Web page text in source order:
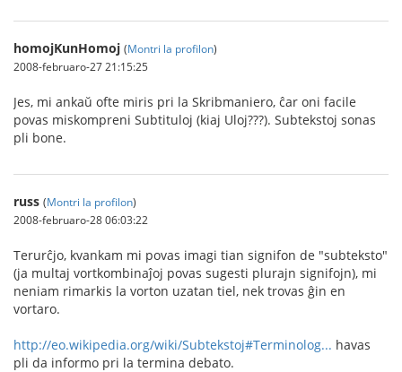
homojKunHomoj (Montri la profilon)
2008-februaro-27 21:15:25
Jes, mi ankaŭ ofte miris pri la Skribmaniero, ĉar oni facile
povas miskompreni Subtituloj (kiaj Uloj???). Subtekstoj sonas
pli bone.
russ (Montri la profilon)
2008-februaro-28 06:03:22
Terurĉjo, kvankam mi povas imagi tian signifon de "subteksto"
(ja multaj vortkombinaĵoj povas sugesti plurajn signifojn), mi
neniam rimarkis la vorton uzatan tiel, nek trovas ĝin en
vortaro.
http://eo.wikipedia.org/wiki/Subtekstoj#Terminolog... havas
pli da informo pri la termina debato.